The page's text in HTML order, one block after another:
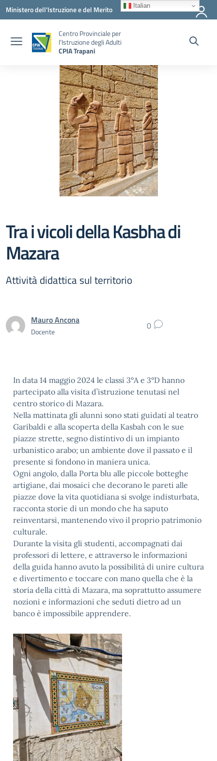
Vai ai contenuti
Vai al menu di navigazione
Vai al footer
Ministero dell'Istruzione e del Merito
Centro Provinciale per
l'Istruzione degli Adulti
CPIA Trapani
Tra i vicoli della Kasbha di
Mazara
Attività didattica sul territorio
Mauro Ancona
Docente 0
In data 14 maggio 2024 le classi 3°A e 3°D hanno
partecipato alla visita d’istruzione tenutasi nel
centro storico di Mazara.
Nella mattinata gli alunni sono stati guidati al teatro
Garibaldi e alla scoperta della Kasbah con le sue
piazze strette, segno distintivo di un impianto
urbanistico arabo; un ambiente dove il passato e il
presente si fondono in maniera unica.
Ogni angolo, dalla Porta blu alle piccole botteghe
artigiane, dai mosaici che decorano le pareti alle
piazze dove la vita quotidiana si svolge indisturbata,
racconta storie di un mondo che ha saputo
reinventarsi, mantenendo vivo il proprio patrimonio
culturale.
Durante la visita gli studenti, accompagnati dai
professori di lettere, e attraverso le informazioni
della guida hanno avuto la possibilità di unire cultura
e divertimento e toccare con mano quella che è la
storia della città di Mazara, ma soprattutto assumere
nozioni e informazioni che seduti dietro ad un
banco è impossibile apprendere.
Italian